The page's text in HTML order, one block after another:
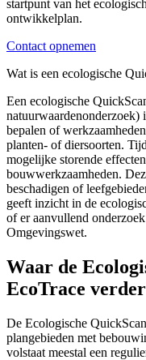
startpunt van het
ontwikkelplan.
Contact opnemen
Wat is een ecologische
Een ecologische
natuurwaardenonderzoek)
bepalen of
planten- of diersoorten.
mogelijke storende
bouwwerkzaamheden.
beschadigen of
geeft inzicht in de
of er aanvullend
Omgevingswet.
Waar de
EcoTrace
De Ecologische
plangebieden met
volstaat meestal een